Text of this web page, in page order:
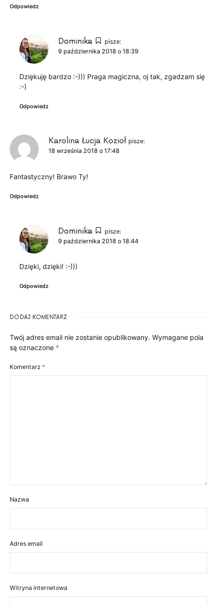
Odpowiedz
Dominika
pisze:
9 października 2018 o 18:39
Dziękuję bardzo :-))) Praga magiczna, oj tak, zgadzam się
:-)
Odpowiedz
Karolina Łucja Kozioł pisze:
18 września 2018 o 17:48
Fantastyczny! Brawo Ty!
Odpowiedz
Dominika
pisze:
9 października 2018 o 18:44
Dzięki, dzięki! :-)))
Odpowiedz
DODAJ KOMENTARZ
Twój adres email nie zostanie opublikowany. Wymagane pola
są oznaczone *
Komentarz *
Nazwa
Adres email
Witryna internetowa